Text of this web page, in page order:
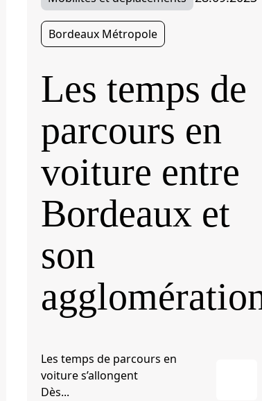
Bordeaux Métropole
Les temps de
parcours en
voiture entre
Bordeaux et
son
Les temps de parcours en
voiture s’allongent
Dès...